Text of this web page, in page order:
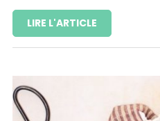
LIRE L'ARTICLE